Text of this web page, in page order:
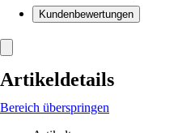
Kundenbewertungen
Artikeldetails
Bereich überspringen